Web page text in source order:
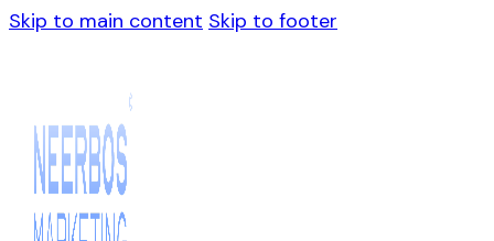
Skip to main content Skip to footer